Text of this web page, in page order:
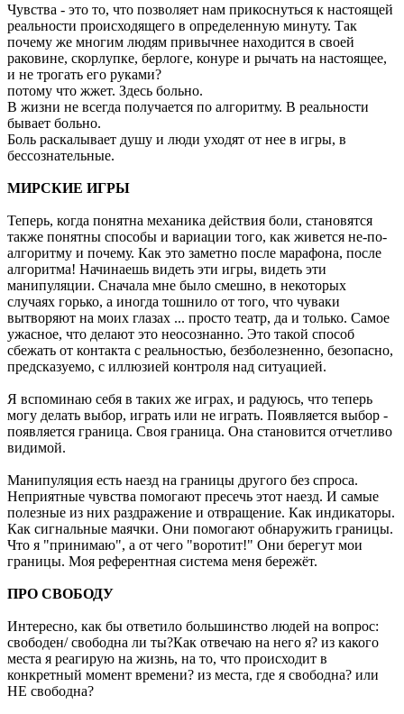
Чувства - это то, что позволяет нам прикоснуться к настоящей
реальности происходящего в определенную минуту. Так
почему же многим людям привычнее находится в своей
раковине, скорлупке, берлоге, конуре и рычать на настоящее,
и не трогать его руками?
потому что жжет. Здесь больно.
В жизни не всегда получается по алгоритму. В реальности
бывает больно.
Боль раскалывает душу и люди уходят от нее в игры, в
бессознательные.
МИРСКИЕ ИГРЫ
Теперь, когда понятна механика действия боли, становятся
также понятны способы и вариации того, как живется не-по-
алгоритму и почему. Как это заметно после марафона, после
алгоритма! Начинаешь видеть эти игры, видеть эти
манипуляции. Сначала мне было смешно, в некоторых
случаях горько, а иногда тошнило от того, что чуваки
вытворяют на моих глазах ... просто театр, да и только. Самое
ужасное, что делают это неосознанно. Это такой способ
сбежать от контакта с реальностью, безболезненно, безопасно,
предсказуемо, с иллюзией контроля над ситуацией.
Я вспоминаю себя в таких же играх, и радуюсь, что теперь
могу делать выбор, играть или не играть. Появляется выбор -
появляется граница. Своя граница. Она становится отчетливо
видимой.
Манипуляция есть наезд на границы другого без спроса.
Неприятные чувства помогают пресечь этот наезд. И самые
полезные из них раздражение и отвращение. Как индикаторы.
Как сигнальные маячки. Они помогают обнаружить границы.
Что я "принимаю", а от чего "воротит!" Они берегут мои
границы. Моя референтная система меня бережёт.
ПРО СВОБОДУ
Интересно, как бы ответило большинство людей на вопрос:
свободен/ свободна ли ты?Как отвечаю на него я? из какого
места я реагирую на жизнь, на то, что происходит в
конкретный момент времени? из места, где я свободна? или
НЕ свободна?